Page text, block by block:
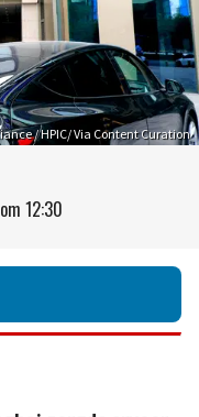
/ HPIC/ Via Content Curation
om 12:30